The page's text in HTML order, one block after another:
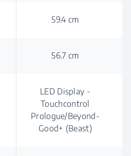
59.4 cm
56.7 cm
LED Display -
Touchcontrol
Prologue/Beyond-
Good+ (Beast)